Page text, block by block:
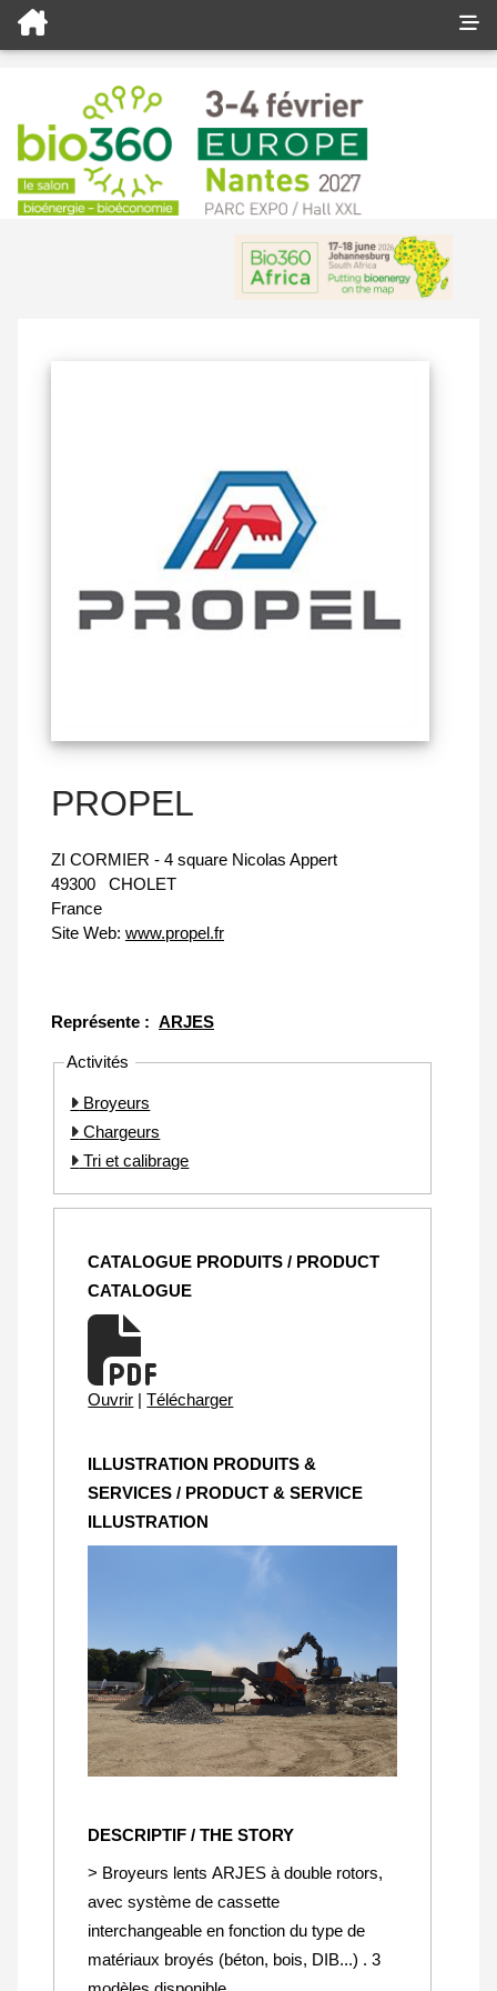
PROPEL
ZI CORMIER - 4 square Nicolas Appert
49300
CHOLET
France
Site Web: www.propel.fr
Représente : ARJES
Activités
Broyeurs
Chargeurs
Tri et calibrage
CATALOGUE PRODUITS / PRODUCT
CATALOGUE
Ouvrir | Télécharger
ILLUSTRATION PRODUITS &
SERVICES / PRODUCT & SERVICE
ILLUSTRATION
DESCRIPTIF / THE STORY
> Broyeurs lents ARJES à double rotors,
avec système de cassette
interchangeable en fonction du type de
matériaux broyés (béton, bois, DIB...) . 3